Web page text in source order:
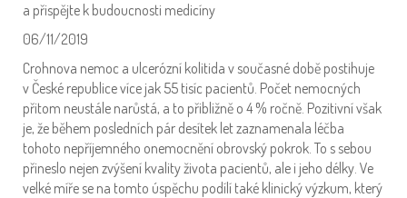
a přispějte k budoucnosti medicíny
06/11/2019
Crohnova nemoc a ulcerózní kolitida v současné době postihuje
v České republice více jak 55 tisíc pacientů. Počet nemocných
přitom neustále narůstá, a to přibližně o 4 % ročně. Pozitivní však
je, že během posledních pár desítek let zaznamenala léčba
tohoto nepříjemného onemocnění obrovský pokrok. To s sebou
přineslo nejen zvýšení kvality života pacientů, ale i jeho délky. Ve
velké míře se na tomto úspěchu podílí také klinický výzkum, který